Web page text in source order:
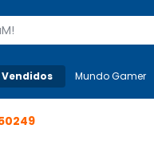
Mais-v-
Mundo Gamer